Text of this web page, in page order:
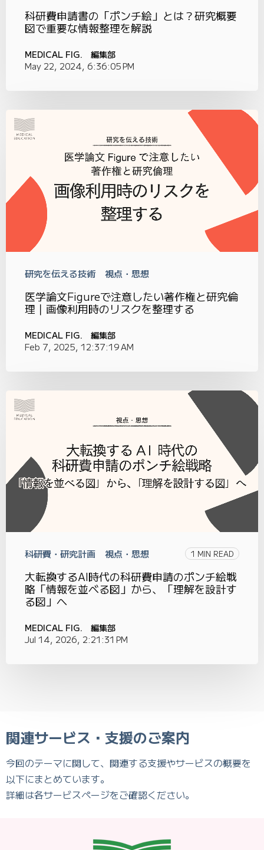
科研費申請書の「ポンチ絵」とは？研究概要
図で重要な情報整理を解説
MEDICAL FIG. 編集部
May 22, 2024, 6:36:05 PM
研究を伝える技術 視点・思想
医学論文Figureで注意したい著作権と研究倫
理｜画像利用時のリスクを整理する
MEDICAL FIG. 編集部
Feb 7, 2025, 12:37:19 AM
科研費・研究計画 視点・思想 1 MIN READ
大転換するAI時代の科研費申請のポンチ絵戦
略「情報を並べる図」から、「理解を設計す
る図」へ
MEDICAL FIG. 編集部
Jul 14, 2026, 2:21:31 PM
関連サービス・支援のご案内
今回のテーマに関して、関連する支援やサービスの概要を
以下にまとめています。
詳細は各サービスページをご確認ください。